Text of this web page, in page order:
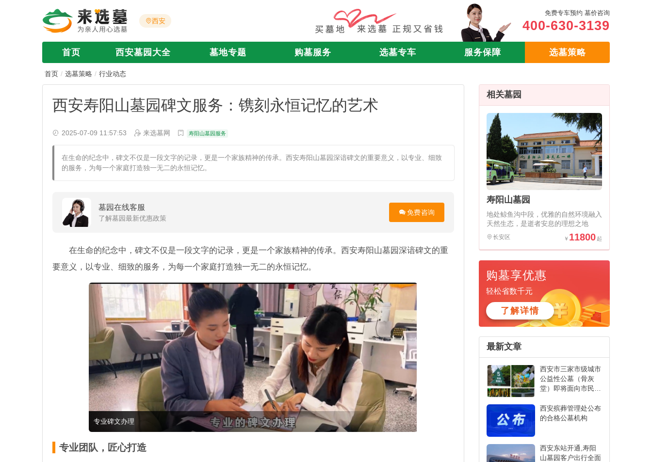
西安
免费专车预约 墓价咨询
400-630-3139
首页 西安墓园大全 墓地专题 购墓服务 选墓专车 服务保障 选墓策略
首页 选墓策略 行业动态
西安寿阳山墓园碑文服务：镌刻永恒记忆的艺术
2025-07-09 11:57:53 来选墓网 寿阳山墓园服务
​在生命的纪念中，碑文不仅是一段文字的记录，更是一个家族精神的传承。西安寿阳山墓园深谙碑文的重要意义，以专业、细致
的服务，为每一个家庭打造独一无二的永恒记忆。
墓园在线客服
了解墓园最新优惠政策
免费咨询
在生命的纪念中，碑文不仅是一段文字的记录，更是一个家族精神的传承。西安寿阳山墓园深谙碑文的重
要意义，以专业、细致的服务，为每一个家庭打造独一无二的永恒记忆。
专业碑文办理
专业团队，匠心打造
相关墓园
寿阳山墓园
地处鲸鱼沟中段，优雅的自然环境融入
天然生态，是逝者安息的理想之地
长安区 11800
购墓享优惠
轻松省数千元
了解详情
最新文章
西安市三家市级城市
公益性公墓（骨灰
堂）即将面向市民开
西安殡葬管理处公布
的合格公墓机构
西安东站开通,寿阳
山墓园客户出行全面